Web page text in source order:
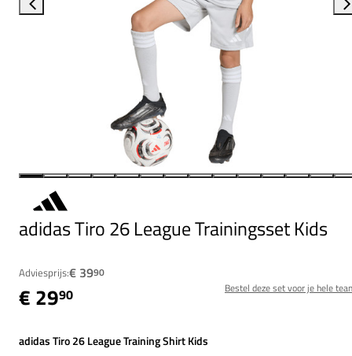
adidas Tiro 26 League Trainingsset Kids
Adviesprijs:€ 3990
€ 2990 Bestel deze set voor je hele
adidas Tiro 26 League Training Shirt Kids